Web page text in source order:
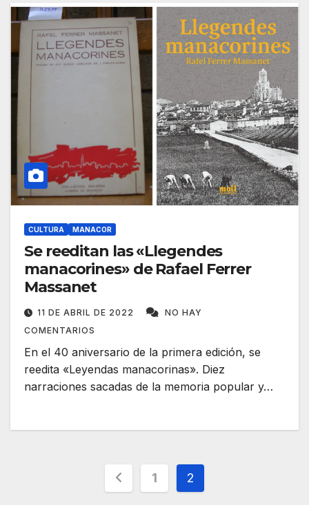
CULTURA MANACOR
Se reeditan las «Llegendes
manacorines» de Rafael Ferrer
Massanet
11 DE ABRIL DE 2022
NO HAY
COMENTARIOS
En el 40 aniversario de la primera edición, se
reedita «Leyendas manacorinas». Diez
narraciones sacadas de la memoria popular y…
Paginación
1 2